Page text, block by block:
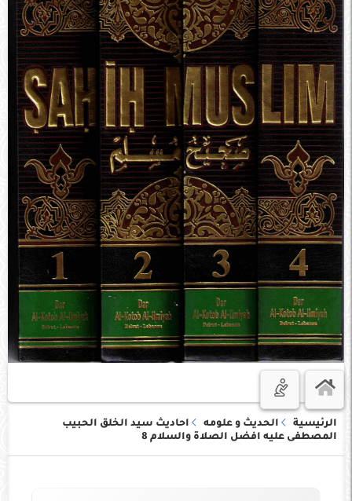
الرئيسية الحديث و علومه
احاديث سيد الخلق الحبيب
المصطفى عليه افضل الصلاة والسلام 8